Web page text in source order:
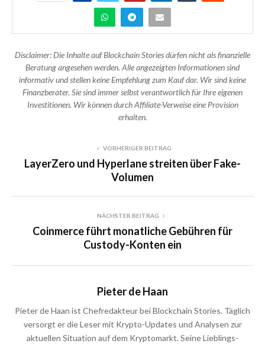
Disclaimer: Die Inhalte auf Blockchain Stories dürfen nicht als finanzielle
Beratung angesehen werden. Alle angezeigten Informationen sind
informativ und stellen keine Empfehlung zum Kauf dar. Wir sind keine
Finanzberater. Sie sind immer selbst verantwortlich für Ihre eigenen
Investitionen. Wir können durch Affiliate-Verweise eine Provision
erhalten.
VORHERIGER BEITRAG
LayerZero und Hyperlane streiten über Fake-
Volumen
NÄCHSTER BEITRAG
Coinmerce führt monatliche Gebühren für
Custody-Konten ein
Pieter de Haan
Pieter de Haan ist Chefredakteur bei Blockchain Stories. Täglich
versorgt er die Leser mit Krypto-Updates und Analysen zur
aktuellen Situation auf dem Kryptomarkt. Seine Lieblings-